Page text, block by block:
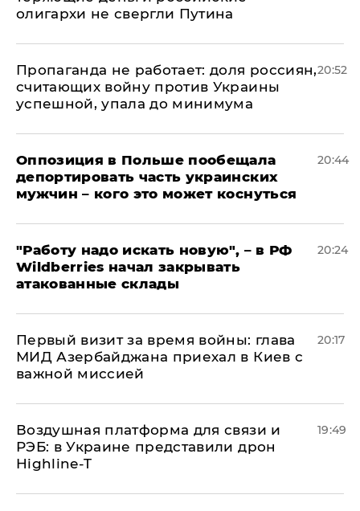
олигархи не свергли Путина
​Пропаганда не работает: доля россиян,
считающих войну против Украины
успешной, упала до минимума
20:52
Оппозиция в Польше пообещала
депортировать часть украинских
мужчин – кого это может коснуться
20:44
"Работу надо искать новую", – в РФ
Wildberries начал закрывать
атакованные склады
20:24
Первый визит за время войны: глава
МИД Азербайджана приехал в Киев с
важной миссией
20:17
Воздушная платформа для связи и
РЭБ: в Украине представили дрон
Highline-T
19:49